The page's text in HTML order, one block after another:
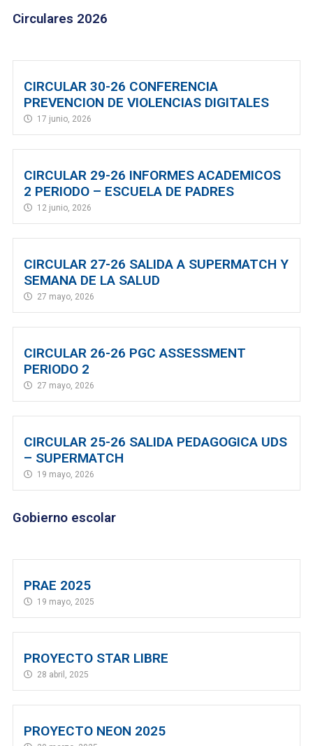
Circulares 2026
CIRCULAR 30-26 CONFERENCIA
PREVENCION DE VIOLENCIAS DIGITALES
17 junio, 2026
CIRCULAR 29-26 INFORMES ACADEMICOS
2 PERIODO – ESCUELA DE PADRES
12 junio, 2026
CIRCULAR 27-26 SALIDA A SUPERMATCH Y
SEMANA DE LA SALUD
27 mayo, 2026
CIRCULAR 26-26 PGC ASSESSMENT
PERIODO 2
27 mayo, 2026
CIRCULAR 25-26 SALIDA PEDAGOGICA UDS
– SUPERMATCH
19 mayo, 2026
Gobierno escolar
PRAE 2025
19 mayo, 2025
PROYECTO STAR LIBRE
28 abril, 2025
PROYECTO NEON 2025